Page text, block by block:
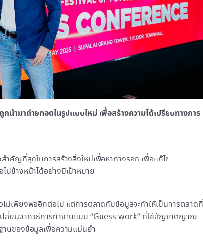
นำมาถ่ายทอดในรูปแบบใหม่ เพื่อสร้างความได้เปรียบทางการ
ำคัญที่สุดในการสร้างสิ่งใหม่เพื่อหาทางรอด เพื่อแก้ไข
ปข้างหน้าได้อย่างมีเป้าหมาย
ไม่เพียงพออีกต่อไป แต่การตลาดกับข้อมูลจะทำให้เป็นการตลาดที่
ลี่ยนจากวิธีการทำงานแบบ “Guess work” ที่ใช้สัญชาตญาณ
านของข้อมูลเพื่อความแม่นยำ